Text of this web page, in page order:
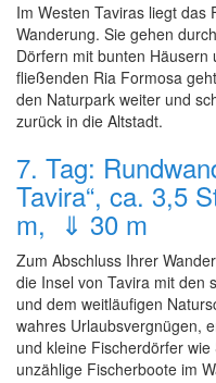
Im Westen Taviras liegt
Wanderung. Sie gehen
Dörfern mit bunten
fließenden Ria Formosa
den Naturpark weiter und
zurück in die Altstadt.
7. Tag:
Tavira“, ca. 3,5
m, ⇓ 30 m
Zum Abschluss Ihrer
die Insel von Tavira mit den
und dem weitläufigen
wahres Urlaubsvergnügen,
und kleine Fischerdörfer
unzählige Fischerboote im